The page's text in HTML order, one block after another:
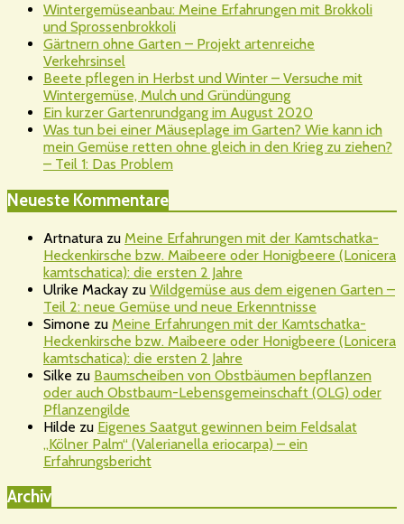
Wintergemüseanbau: Meine Erfahrungen mit Brokkoli
und Sprossenbrokkoli
Gärtnern ohne Garten – Projekt artenreiche
Verkehrsinsel
Beete pflegen in Herbst und Winter – Versuche mit
Wintergemüse, Mulch und Gründüngung
Ein kurzer Gartenrundgang im August 2020
Was tun bei einer Mäuseplage im Garten? Wie kann ich
mein Gemüse retten ohne gleich in den Krieg zu ziehen?
– Teil 1: Das Problem
Neueste Kommentare
Artnatura zu Meine Erfahrungen mit der Kamtschatka-
Heckenkirsche bzw. Maibeere oder Honigbeere (Lonicera
kamtschatica): die ersten 2 Jahre
Ulrike Mackay zu Wildgemüse aus dem eigenen Garten –
Teil 2: neue Gemüse und neue Erkenntnisse
Simone zu Meine Erfahrungen mit der Kamtschatka-
Heckenkirsche bzw. Maibeere oder Honigbeere (Lonicera
kamtschatica): die ersten 2 Jahre
Silke zu Baumscheiben von Obstbäumen bepflanzen
oder auch Obstbaum-Lebensgemeinschaft (OLG) oder
Pflanzengilde
Hilde zu Eigenes Saatgut gewinnen beim Feldsalat
„Kölner Palm“ (Valerianella eriocarpa) – ein
Erfahrungsbericht
Archiv